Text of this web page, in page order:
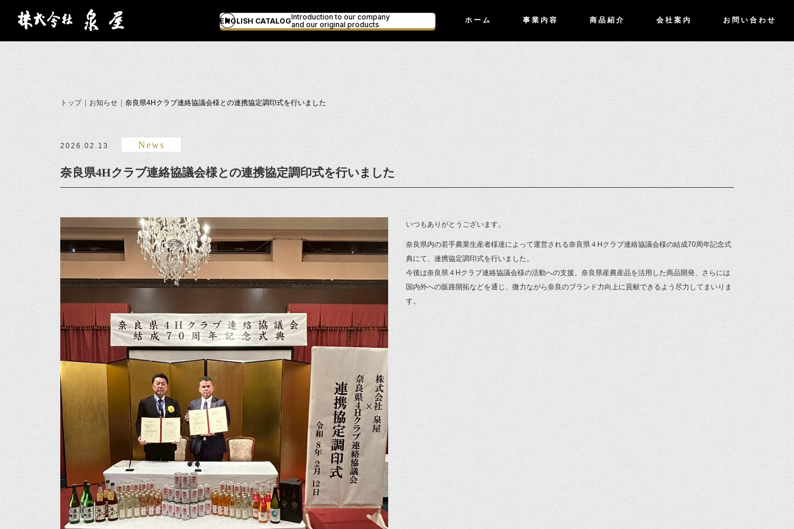
ENGLISH CATALOGIntroduction to our company
and our original products
ホーム 事業内容 商品紹介 会社案内 お問い合わせ
トップ お知らせ 奈良県4Hクラブ連絡協議会様との連携協定調印式を行いました
2026.02.13 News
奈良県4Hクラブ連絡協議会様との連携協定調印式を行いました
いつもありがとうございます。
奈良県内の若手農業生産者様達によって運営される奈良県４Hクラブ連絡協議会様の結成70周年記念式
典にて、連携協定調印式を行いました。
今後は奈良県４Hクラブ連絡協議会様の活動への支援、奈良県産農産品を活用した商品開発、さらには
国内外への販路開拓などを通じ、微力ながら奈良のブランド力向上に貢献できるよう尽力してまいりま
す。